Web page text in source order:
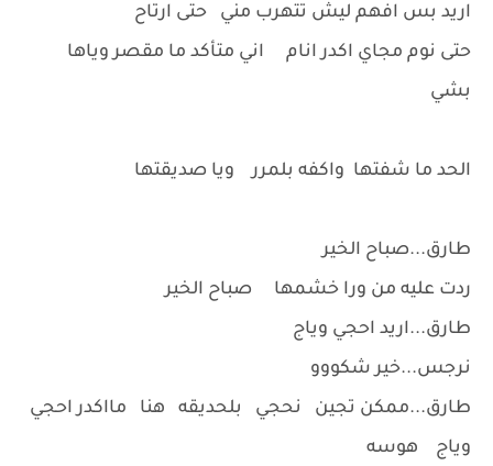
اريد بس افهم ليش تتهرب مني حتى ارتاح
حتى نوم مجاي اكدر انام اني متأكد ما مقصر وياها
بشي
الحد ما شفتها واكفه بلمرر ويا صديقتها
طارق...صباح الخير
ردت عليه من ورا خشمها صباح الخير
طارق...اريد احجي وياج
نرجس...خير شكووو
طارق...ممكن تجين نحجي بلحديقه هنا مااكدر احجي
وياج هوسه